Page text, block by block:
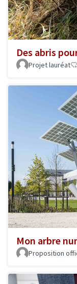
Des abris
Projet lauréat
Mon arbre
Proposition